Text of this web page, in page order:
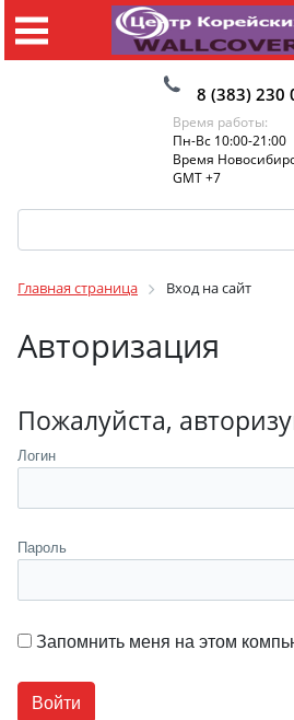
8 (383) 230
Время работы:
Пн-Вс 10:00-21:00
Время
GMT +7
Главная страница Вход на сайт
Авторизация
Пожалуйста,
Логин
Пароль
Запомнить меня на этом